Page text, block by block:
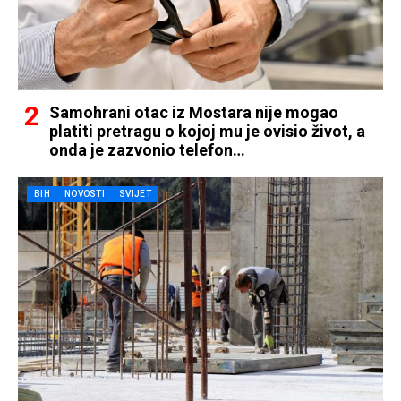
Samohrani otac iz Mostara nije mogao
platiti pretragu o kojoj mu je ovisio život, a
onda je zazvonio telefon…
BIH NOVOSTI SVIJET